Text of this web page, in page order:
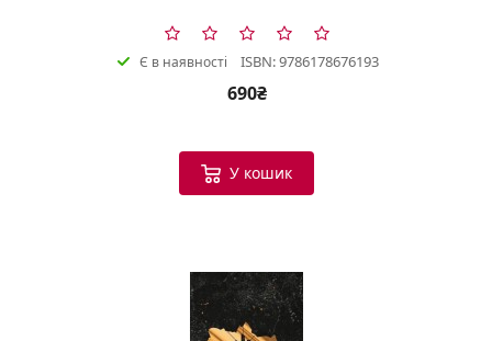
Є в наявності ISBN: 9786178676193
690₴
У кошик